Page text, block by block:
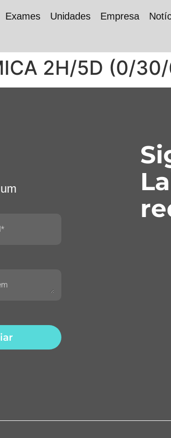
Exames Unidades Empresa
2H/5D (0/